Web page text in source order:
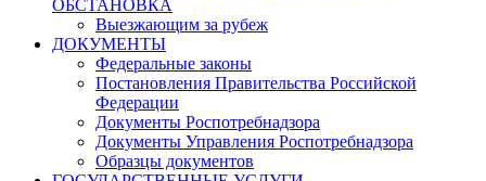
ОБСТАНОВКА
Выезжающим за рубеж
ДОКУМЕНТЫ
Федеральные законы
Постановления Правительства Российской
Федерации
Документы Роспотребнадзора
Документы Управления Роспотребнадзора
Образцы документов